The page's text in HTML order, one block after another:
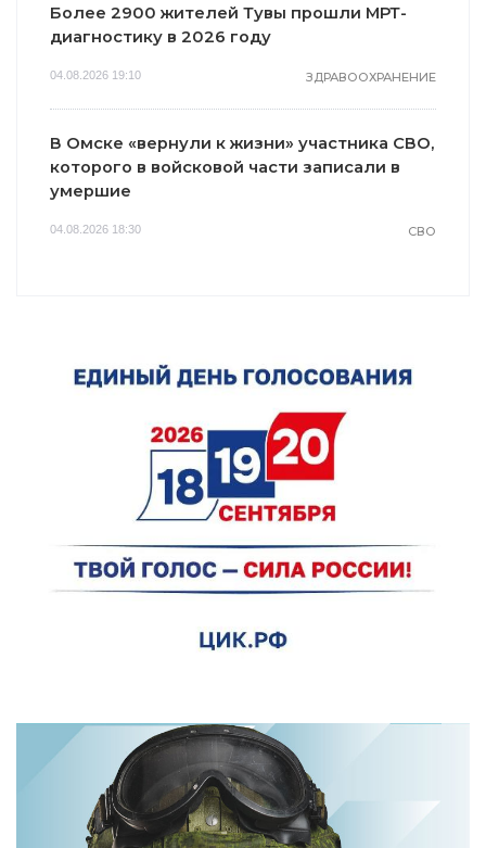
Более 2900 жителей Тувы прошли МРТ-
диагностику в 2026 году
04.08.2026 19:10 ЗДРАВООХРАНЕНИЕ
В Омске «вернули к жизни» участника СВО,
которого в войсковой части записали в
умершие
04.08.2026 18:30 СВО